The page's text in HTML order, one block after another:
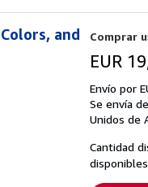
and
Comprar
EUR
Envío por
Se envía
Unidos de
Cantidad
disponibles